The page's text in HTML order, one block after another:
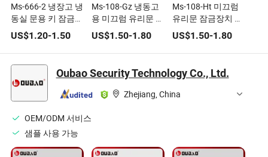
Ms-666-2 냉장고 냉
동실 문용 키 잠금장
치
US$1.20-1.50
Ms-108-Gz 냉동고
용 미끄럼 유리문 잠
금장치
US$1.50-1.80
Ms-108-Ht 미끄럼
유리문 잠금장치 캐
비닛 잠금장치
US$1.50-1.80
Oubao Security Technology Co., Ltd.
Zhejiang, China
OEM/ODM 서비스
샘플 사용 가능